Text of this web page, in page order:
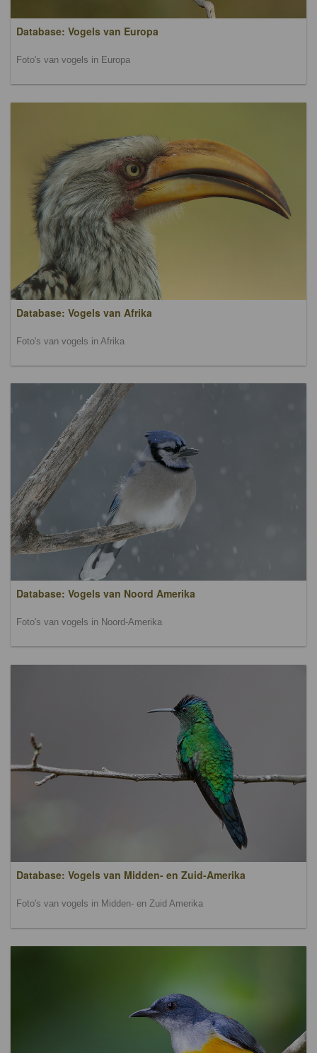
Database: Vogels van Europa
Foto's van vogels in Europa
Database: Vogels van Afrika
Foto's van vogels in Afrika
Database: Vogels van Noord Amerika
Foto's van vogels in Noord-Amerika
Database: Vogels van Midden- en Zuid-Amerika
Foto's van vogels in Midden- en Zuid Amerika